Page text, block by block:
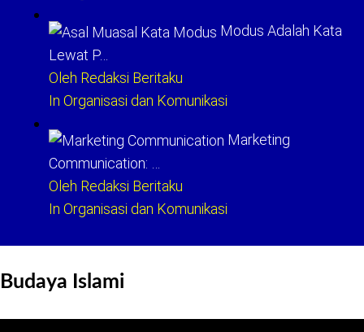
Modus Adalah Kata
Lewat P…
Oleh Redaksi Beritaku
In Organisasi dan Komunikasi
Marketing
Communication: …
Oleh Redaksi Beritaku
In Organisasi dan Komunikasi
Budaya Islami